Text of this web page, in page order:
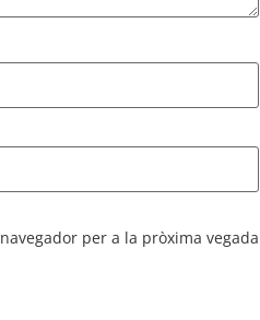
per a la pròxima vegada